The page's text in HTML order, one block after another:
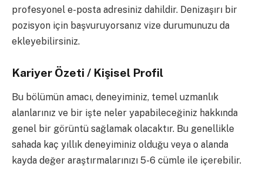
profesyonel e-posta adresiniz dahildir. Denizaşırı bir
pozisyon için başvuruyorsanız vize durumunuzu da
ekleyebilirsiniz.
Kariyer Özeti / Kişisel Profil
Bu bölümün amacı, deneyiminiz, temel uzmanlık
alanlarınız ve bir işte neler yapabileceğiniz hakkında
genel bir görüntü sağlamak olacaktır. Bu genellikle
sahada kaç yıllık deneyiminiz olduğu veya o alanda
kayda değer araştırmalarınızı 5-6 cümle ile içerebilir.